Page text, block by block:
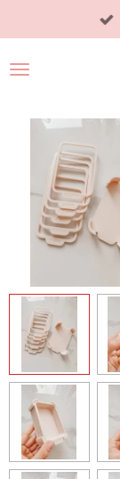
direct
naar